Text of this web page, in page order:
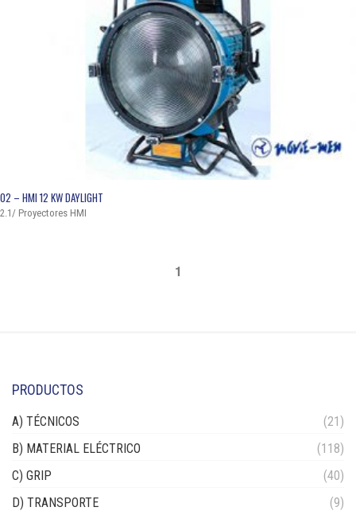
02 – HMI 12 KW DAYLIGHT
2.1/ Proyectores HMI
1
PRODUCTOS
A) TÉCNICOS
(21)
B) MATERIAL ELÉCTRICO
(118)
C) GRIP
(40)
D) TRANSPORTE
(9)